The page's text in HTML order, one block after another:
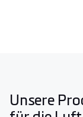
Unsere